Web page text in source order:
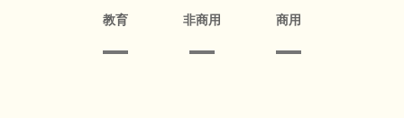
教育 非商用 商用